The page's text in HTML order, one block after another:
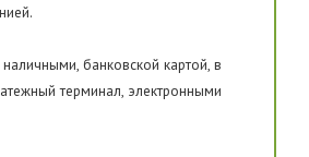
банковской картой, в
терминал, электронными